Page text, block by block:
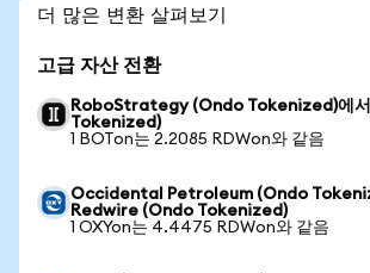
더 많은 변환 살펴보기
고급 자산 전환
RoboStrategy (Ondo Tokenized)에
Tokenized)
1 BOTon는 2.2085 RDWon와 같음
Occidental Petroleum (Ondo
Redwire (Ondo Tokenized)
1 OXYon는 4.4475 RDWon와 같음